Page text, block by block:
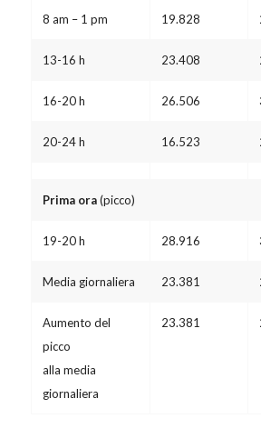
8 am – 1 pm 19.828
13-16 h 23.408
16-20 h 26.506
20-24 h 16.523
Prima ora(picco)
19-20 h 28.916
Media giornaliera 23.381
Aumento del
picco
alla media
giornaliera
23.381